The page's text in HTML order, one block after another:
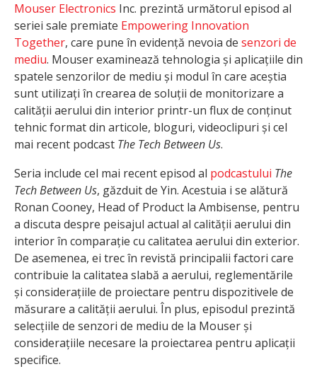
Mouser Electronics Inc. prezintă următorul episod al
seriei sale premiate Empowering Innovation
Together, care pune în evidență nevoia de senzori de
mediu. Mouser examinează tehnologia și aplicațiile din
spatele senzorilor de mediu și modul în care aceștia
sunt utilizați în crearea de soluții de monitorizare a
calității aerului din interior printr-un flux de conținut
tehnic format din articole, bloguri, videoclipuri și cel
mai recent podcast The Tech Between Us.
Seria include cel mai recent episod al podcastului The
Tech Between Us, găzduit de Yin. Acestuia i se alătură
Ronan Cooney, Head of Product la Ambisense, pentru
a discuta despre peisajul actual al calității aerului din
interior în comparație cu calitatea aerului din exterior.
De asemenea, ei trec în revistă principalii factori care
contribuie la calitatea slabă a aerului, reglementările
și considerațiile de proiectare pentru dispozitivele de
măsurare a calității aerului. În plus, episodul prezintă
selecțiile de senzori de mediu de la Mouser și
considerațiile necesare la proiectarea pentru aplicații
specifice.